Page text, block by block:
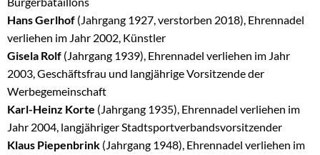
Hans Gerlhof (Jahrgang 1927, verstorben 2018), Ehrennadel
verliehen im Jahr 2002, Künstler
Gisela Rolf (Jahrgang 1939), Ehrennadel verliehen im Jahr
2003, Geschäftsfrau und langjährige Vorsitzende der
Werbegemeinschaft
Karl-Heinz Korte (Jahrgang 1935), Ehrennadel verliehen im
Jahr 2004, langjähriger Stadtsportverbandsvorsitzender
Klaus Piepenbrink (Jahrgang 1948), Ehrennadel verliehen im